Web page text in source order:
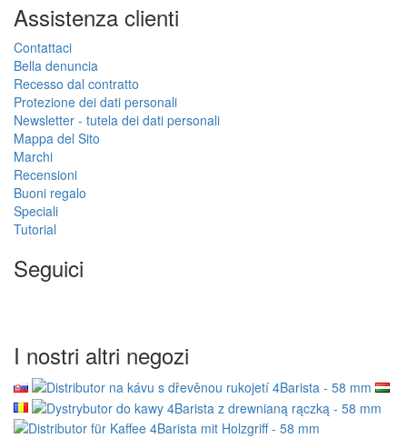
Assistenza clienti
Contattaci
Bella denuncia
Recesso dal contratto
Protezione dei dati personali
Newsletter - tutela dei dati personali
Mappa del Sito
Marchi
Recensioni
Buoni regalo
Speciali
Tutorial
Seguici
I nostri altri negozi